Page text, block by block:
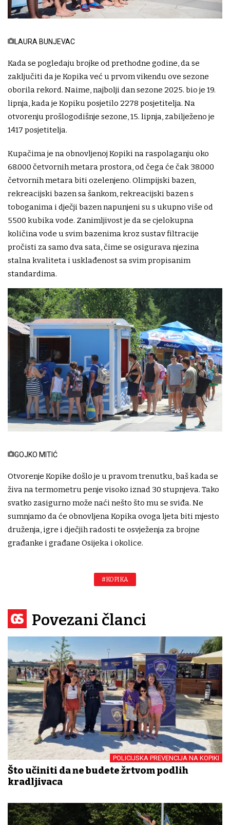
LAURA BUNJEVAC
Kada se pogledaju brojke od prethodne godine, da se
zaključiti da je Kopika već u prvom vikendu ove sezone
oborila rekord. Naime, najbolji dan sezone 2025. bio je 19.
lipnja, kada je Kopiku posjetilo 2278 posjetitelja. Na
otvorenju prošlogodišnje sezone, 15. lipnja, zabilježeno je
1417 posjetitelja.
Kupačima je na obnovljenoj Kopiki na raspolaganju oko
68.000 četvornih metara prostora, od čega će čak 38.000
četvornih metara biti ozelenjeno. Olimpijski bazen,
rekreacijski bazen sa šankom, rekreacijski bazen s
toboganima i dječji bazen napunjeni su s ukupno više od
5500 kubika vode. Zanimljivost je da se cjelokupna
količina vode u svim bazenima kroz sustav filtracije
pročisti za samo dva sata, čime se osigurava njezina
stalna kvaliteta i usklađenost sa svim propisanim
standardima.
GOJKO MITIĆ
Otvorenje Kopike došlo je u pravom trenutku, baš kada se
živa na termometru penje visoko iznad 30 stupnjeva. Tako
svatko zasigurno može naći nešto što mu se sviđa. Ne
sumnjamo da će obnovljena Kopika ovoga ljeta biti mjesto
druženja, igre i dječjih radosti te osvježenja za brojne
građanke i građane Osijeka i okolice.
#KOPIKA
Povezani članci
POLICIJSKA PREVENCIJA NA KOPIKI
Što učiniti da ne budete žrtvom podlih
kradljivaca